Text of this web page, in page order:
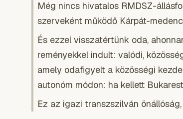
Még nincs hivatalos RMDSZ-
szerveként működő Kárpát-
És ezzel visszatértünk oda,
reményekkel indult: valódi,
amely odafigyelt a közösségi
autonóm módon: ha kellett
Ez az igazi transzszilván